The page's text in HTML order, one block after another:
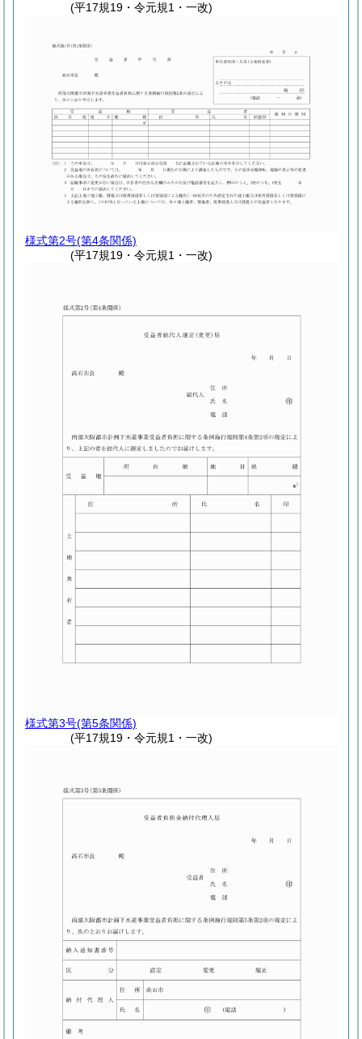
(平17規19・令元規1・一改)
様式第2号(第4条関係)
(平17規19・令元規1・一改)
様式第3号(第5条関係)
(平17規19・令元規1・一改)